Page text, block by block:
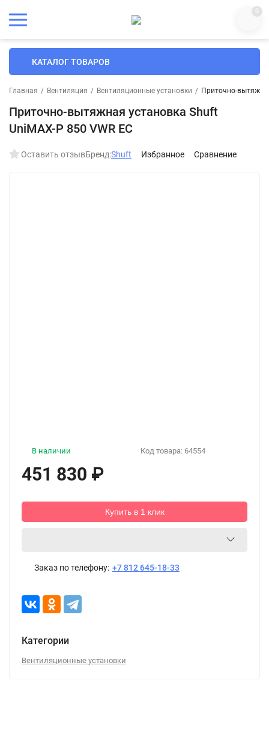
0
КАТАЛОГ ТОВАРОВ
Главная / Вентиляция / Вентиляционные установки / Приточно-
Приточно-вытяжная установка Shuft
UniMAX-P 850 VWR EC
Оставить отзывБренд:Shuft Избранное Сравнение
Код товара: 64554
В наличии
451 830 ₽
Купить в 1 клик
Заказ по телефону: +7 812 645-18-33
Категории
Вентиляционные установки